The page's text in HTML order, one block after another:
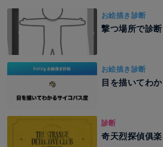
お絵描き診断
撃つ場所で診断
お絵描き診断
目を描いてわ
診断
奇天烈探偵俱